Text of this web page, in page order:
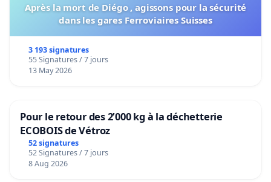
Après la mort de Diégo , agissons pour la sécurité
dans les gares Ferroviaires Suisses
3 193 signatures
55 Signatures / 7 jours
13 May 2026
Pour le retour des 2’000 kg à la déchetterie
ECOBOIS de Vétroz
52 signatures
52 Signatures / 7 jours
8 Aug 2026